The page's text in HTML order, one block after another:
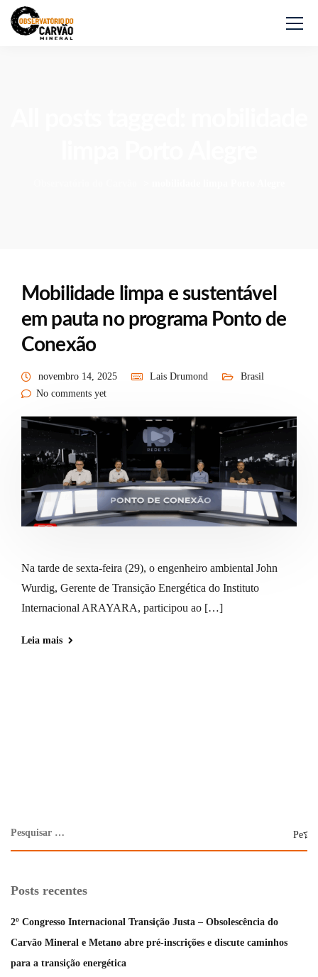
Mobilidade limpa e sustentável
em pauta no programa Ponto de
Conexão
novembro 14, 2025 Lais Drumond
Brasil
No comments yet
Na tarde de sexta-feira (29), o engenheiro ambiental John
Wurdig, Gerente de Transição Energética do Instituto
Internacional ARAYARA, participou ao […]
Leia mais
Posts recentes
2º Congresso Internacional Transição Justa – Obsolescência do
Carvão Mineral e Metano abre pré-inscrições e discute caminhos
para a transição energética